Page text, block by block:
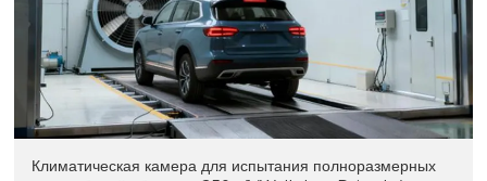
Климатическая камера для испытания полноразмерных